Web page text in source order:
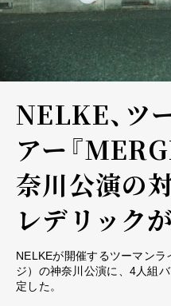
NELKE、ツ
アー『
奈川公演の
レデリック
NELKEが開催するツーマン
ジ）の神奈川公演に、4人組
定した。